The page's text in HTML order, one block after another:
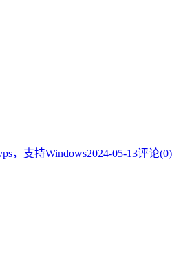
，支持Windows2024-05-13评论(0)